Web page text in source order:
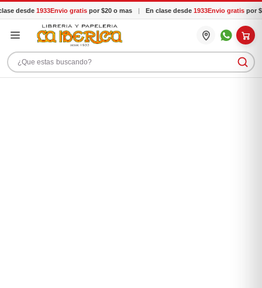
desde1933Envio gratispor $20 o mas En clase desde1933Envio gratispor
Buscar productos